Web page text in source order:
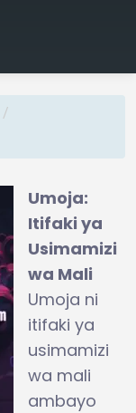
/
Umoja:
Itifaki ya
Usimamizi
wa Mali
Umoja ni
itifaki ya
usimamizi
wa mali
ambayo